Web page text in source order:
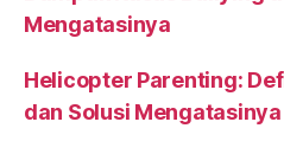
Mengatasinya
Helicopter Parenting:
dan Solusi Mengatasinya